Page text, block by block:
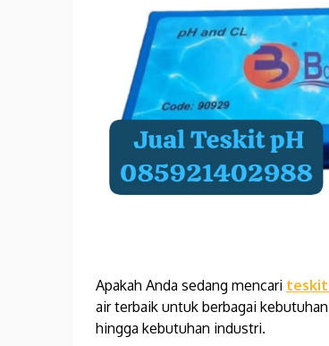
Apakah Anda sedang mencari teskit
air terbaik untuk berbagai
hingga kebutuhan industri.